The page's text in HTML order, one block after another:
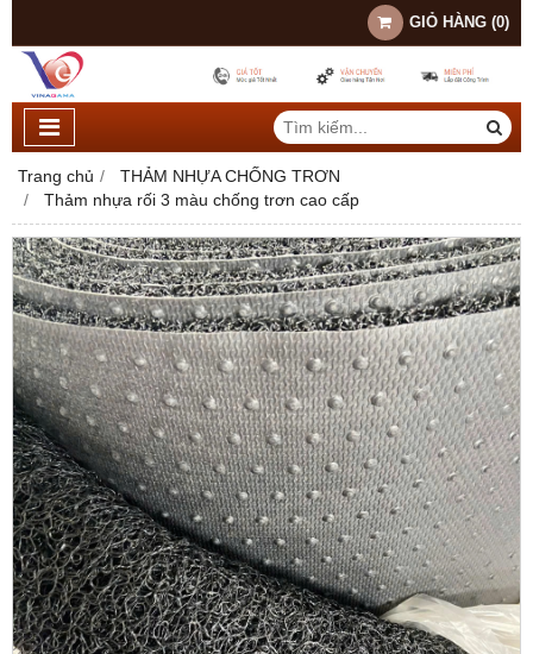
GIỎ HÀNG (0)
Trang chủ
THẢM NHỰA CHỐNG TRƠN
Thảm nhựa rối 3 màu chống trơn cao cấp